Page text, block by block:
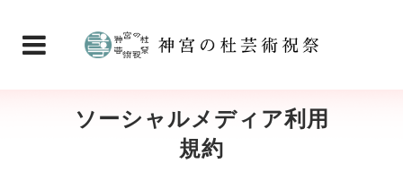
ソーシャルメディア利用
規約